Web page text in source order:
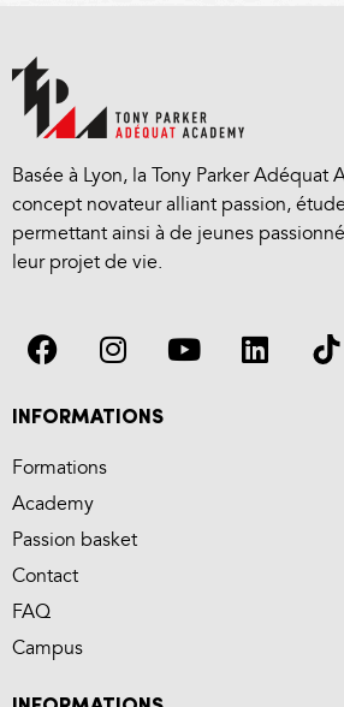
Basée à Lyon, la Tony Parker Adéquat
concept novateur alliant passion,
permettant ainsi à de jeunes
leur projet de vie.
INFORMATIONS
Formations
Academy
Passion basket
Contact
FAQ
Campus